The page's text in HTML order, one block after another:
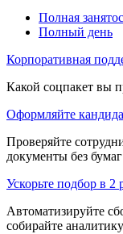
Полная
Полный день
Корпоративная
Какой соцпакет вы
Оформляйте
Проверяйте
документы без
Ускорьте подбор в 2
Автоматизируйте
собирайте